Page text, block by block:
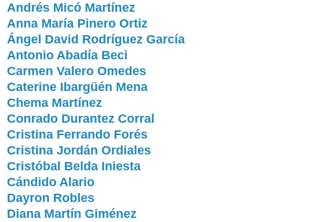
Andrés Micó Martínez
Anna María Pinero Ortiz
Ángel David Rodríguez García
Antonio Abadía Beci
Carmen Valero Omedes
Caterine Ibargüén Mena
Chema Martínez
Conrado Durantez Corral
Cristina Ferrando Forés
Cristina Jordán Ordiales
Cristóbal Belda Iniesta
Cándido Alario
Dayron Robles
Diana Martín Giménez